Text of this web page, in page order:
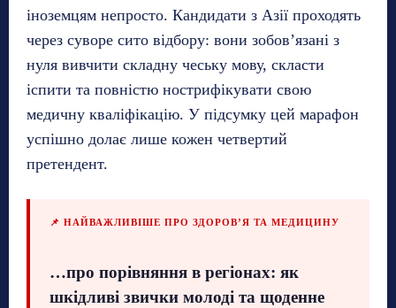
іноземцям непросто. Кандидати з Азії проходять
через суворе сито відбору: вони зобов’язані з
нуля вивчити складну чеську мову, скласти
іспити та повністю нострифікувати свою
медичну кваліфікацію. У підсумку цей марафон
успішно долає лише кожен четвертий
претендент.
📌 НАЙВАЖЛИВІШЕ ПРО ЗДОРОВ’Я ТА МЕДИЦИНУ
…про порівняння в регіонах: як
шкідливі звички молоді та щоденне